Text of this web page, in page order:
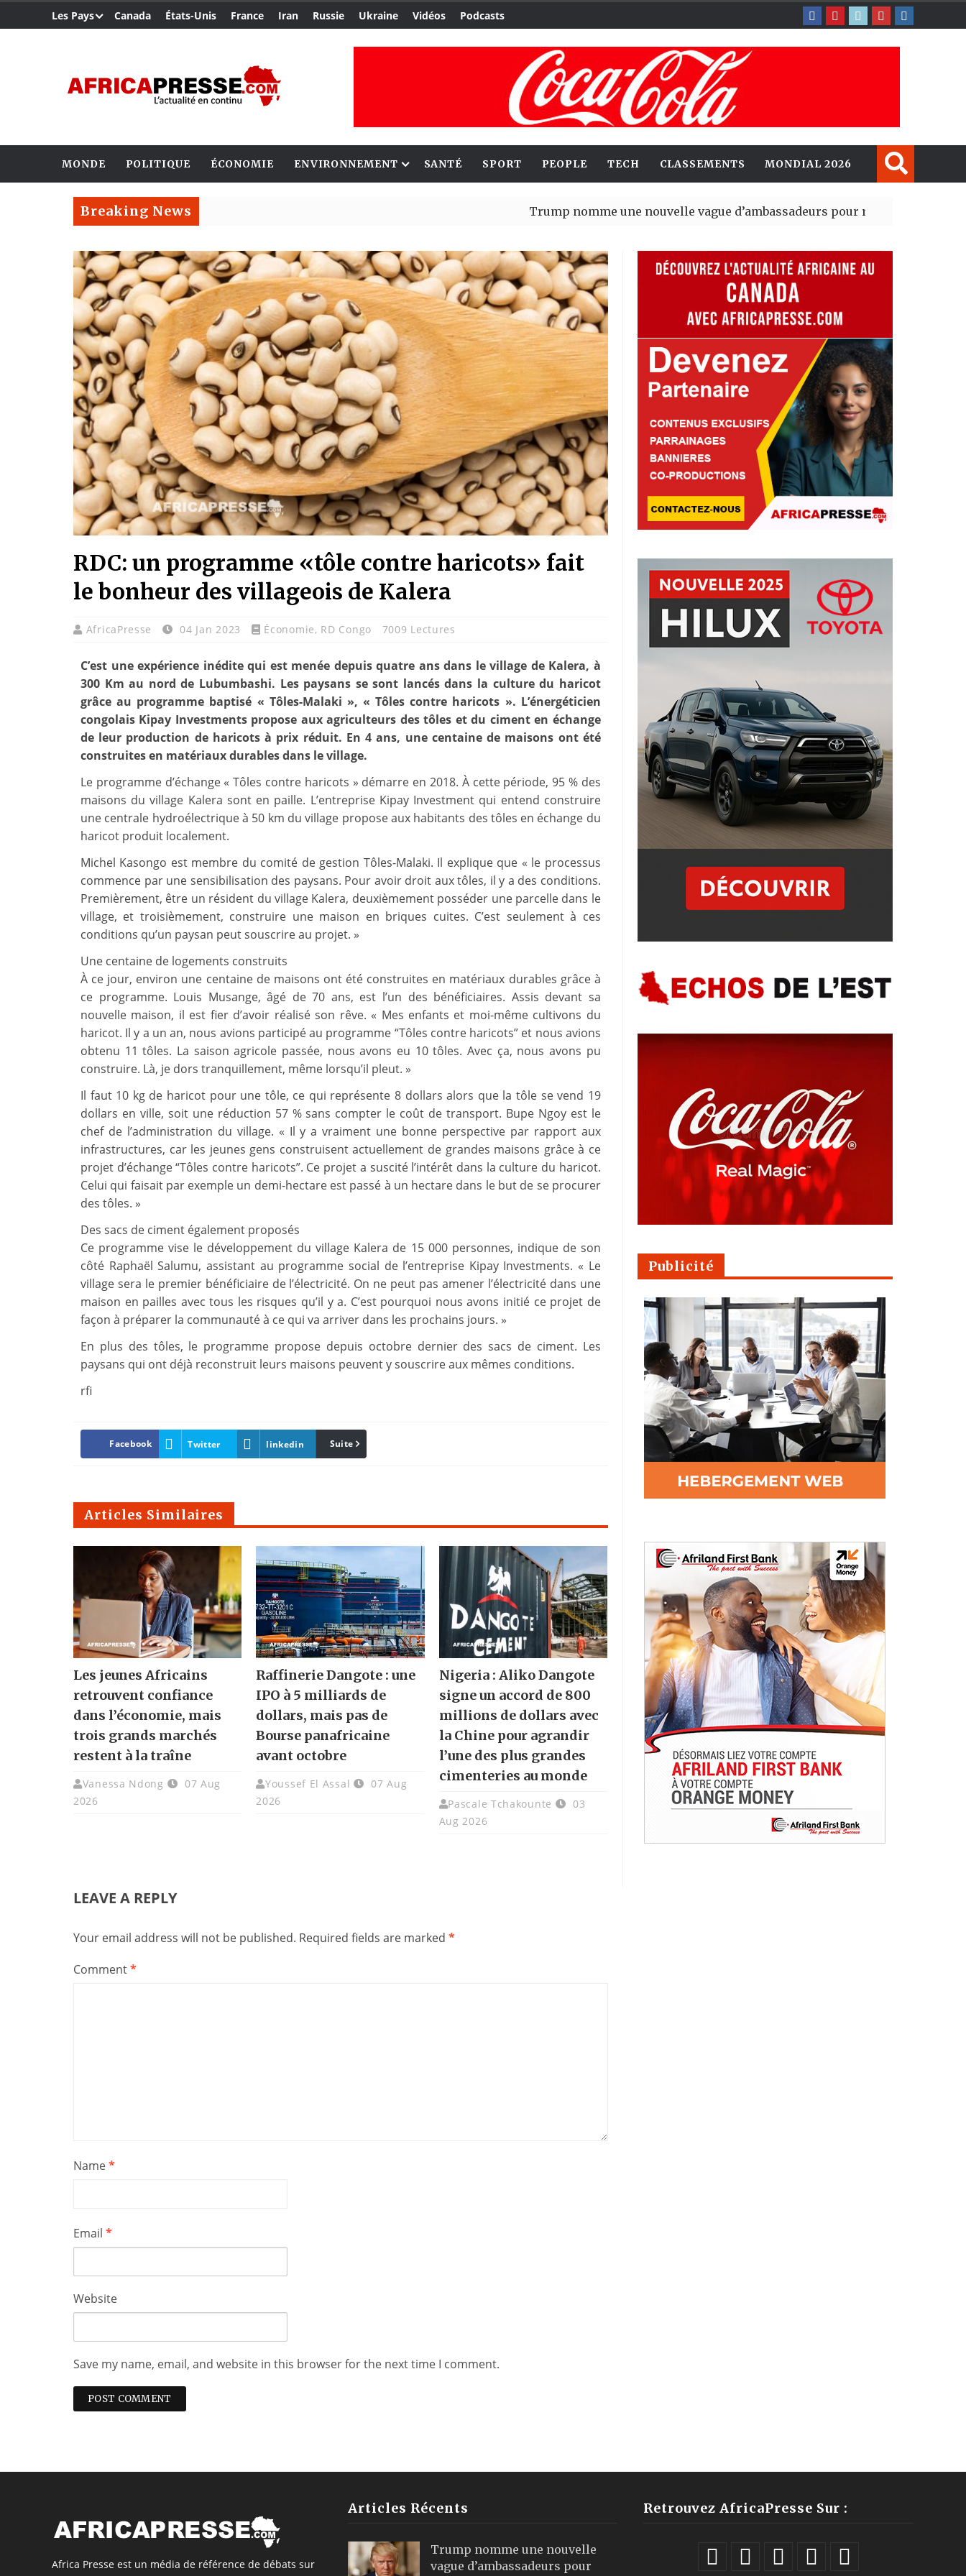
Les Pays Canada États-Unis France Iran Russie Ukraine Vidéos Podcasts
MONDE POLITIQUE ÉCONOMIE ENVIRONNEMENT SANTÉ SPORT PEOPLE TECH CLASSEMENTS MONDIAL 2026
Breaking News Trump nomme une nouvelle vague d’ambassadeurs pour renforcer la présence
RDC: un programme «tôle contre haricots» fait
le bonheur des villageois de Kalera
AfricaPresse 04 Jan 2023 Économie, RD Congo 7009 Lectures
C’est une expérience inédite qui est menée depuis quatre ans dans le village de Kalera, à
300 Km au nord de Lubumbashi. Les paysans se sont lancés dans la culture du haricot
grâce au programme baptisé « Tôles-Malaki », « Tôles contre haricots ». L’énergéticien
congolais Kipay Investments propose aux agriculteurs des tôles et du ciment en échange
de leur production de haricots à prix réduit. En 4 ans, une centaine de maisons ont été
construites en matériaux durables dans le village.
Le programme d’échange « Tôles contre haricots » démarre en 2018. À cette période, 95 % des
maisons du village Kalera sont en paille. L’entreprise Kipay Investment qui entend construire
une centrale hydroélectrique à 50 km du village propose aux habitants des tôles en échange du
haricot produit localement.
Michel Kasongo est membre du comité de gestion Tôles-Malaki. Il explique que « le processus
commence par une sensibilisation des paysans. Pour avoir droit aux tôles, il y a des conditions.
Premièrement, être un résident du village Kalera, deuxièmement posséder une parcelle dans le
village, et troisièmement, construire une maison en briques cuites. C’est seulement à ces
conditions qu’un paysan peut souscrire au projet. »
Une centaine de logements construits
À ce jour, environ une centaine de maisons ont été construites en matériaux durables grâce à
ce programme. Louis Musange, âgé de 70 ans, est l’un des bénéficiaires. Assis devant sa
nouvelle maison, il est fier d’avoir réalisé son rêve. « Mes enfants et moi-même cultivons du
haricot. Il y a un an, nous avions participé au programme “Tôles contre haricots” et nous avions
obtenu 11 tôles. La saison agricole passée, nous avons eu 10 tôles. Avec ça, nous avons pu
construire. Là, je dors tranquillement, même lorsqu’il pleut. »
Il faut 10 kg de haricot pour une tôle, ce qui représente 8 dollars alors que la tôle se vend 19
dollars en ville, soit une réduction 57 % sans compter le coût de transport. Bupe Ngoy est le
chef de l’administration du village. « Il y a vraiment une bonne perspective par rapport aux
infrastructures, car les jeunes gens construisent actuellement de grandes maisons grâce à ce
projet d’échange “Tôles contre haricots”. Ce projet a suscité l’intérêt dans la culture du haricot.
Celui qui faisait par exemple un demi-hectare est passé à un hectare dans le but de se procurer
des tôles. »
Des sacs de ciment également proposés
Ce programme vise le développement du village Kalera de 15 000 personnes, indique de son
côté Raphaël Salumu, assistant au programme social de l’entreprise Kipay Investments. « Le
village sera le premier bénéficiaire de l’électricité. On ne peut pas amener l’électricité dans une
maison en pailles avec tous les risques qu’il y a. C’est pourquoi nous avons initié ce projet de
façon à préparer la communauté à ce qui va arriver dans les prochains jours. »
En plus des tôles, le programme propose depuis octobre dernier des sacs de ciment. Les
paysans qui ont déjà reconstruit leurs maisons peuvent y souscrire aux mêmes conditions.
rfi
Facebook Twitter linkedin Pinterest
Suite
Articles Similaires
Les jeunes Africains
retrouvent confiance
dans l’économie, mais
trois grands marchés
restent à la traîne
Vanessa Ndong
07 Aug
2026
Raffinerie Dangote : une
IPO à 5 milliards de
dollars, mais pas de
Bourse panafricaine
avant octobre
Youssef El Assal
07 Aug
2026
Nigeria : Aliko Dangote
signe un accord de 800
millions de dollars avec
la Chine pour agrandir
l’une des plus grandes
cimenteries au monde
Pascale Tchakounte
03
Aug 2026
LEAVE A REPLY
Your email address will not be published. Required fields are marked *
Comment*
Name*
Email *
Website
Save my name, email, and website in this browser for the next time I comment.
Publicité
Africa Presse est un média de référence de débats sur
Articles Récents
Trump nomme une nouvelle
vague d’ambassadeurs pour
Retrouvez AfricaPresse Sur :